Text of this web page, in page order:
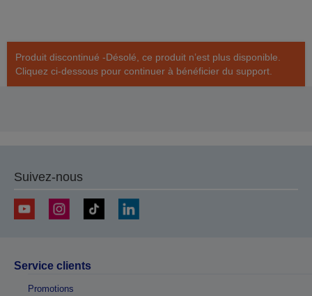
Produit discontinué -Désolé, ce produit n’est plus disponible.
Cliquez ci-dessous pour continuer à bénéficier du support.
Suivez-nous
Service clients
Promotions